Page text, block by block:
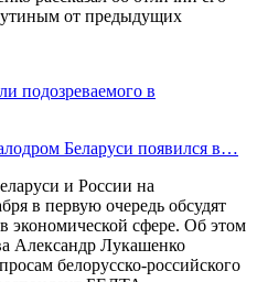
подозреваемого в
Беларуси появился в…
и России на
в первую очередь обсудят
экономической сфере. Об этом
Александр Лукашенко
белорусско-российского